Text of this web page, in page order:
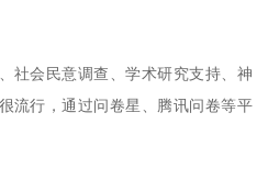
社会民意调查、学术研究支持、神
流行，通过问卷星、腾讯问卷等平